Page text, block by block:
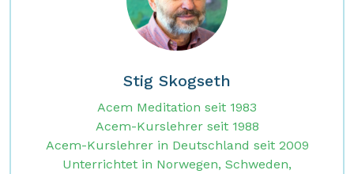
Stig Skogseth
Acem Meditation seit 1983
Acem-Kurslehrer seit 1988
Acem-Kurslehrer in Deutschland seit 2009
Unterrichtet in Norwegen, Schweden,